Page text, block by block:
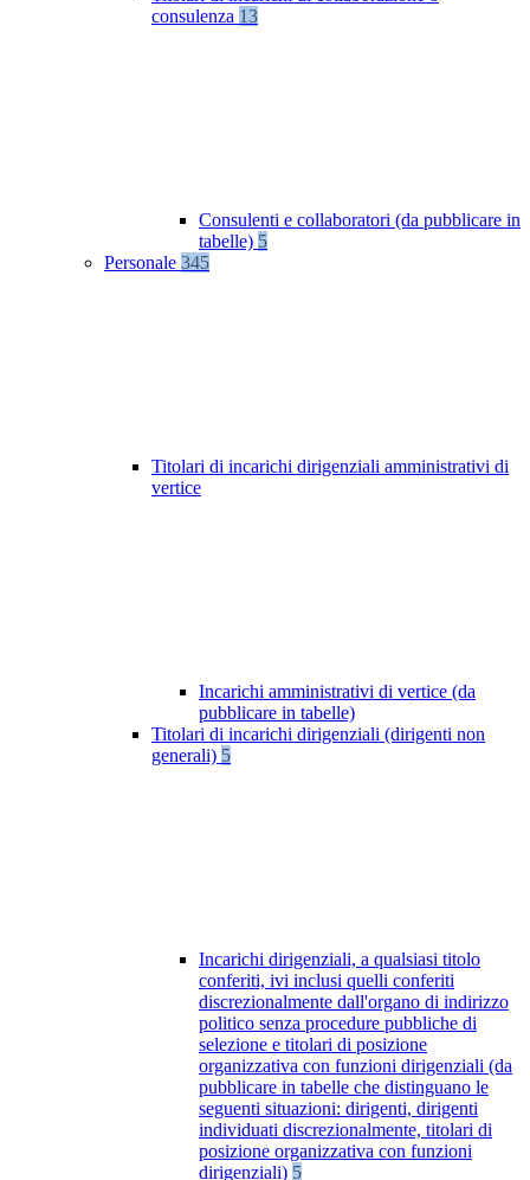
consulenza 13
Consulenti e collaboratori (da pubblicare in
tabelle) 5
Personale 345
Titolari di incarichi dirigenziali amministrativi di
vertice
Incarichi amministrativi di vertice (da
pubblicare in tabelle)
Titolari di incarichi dirigenziali (dirigenti non
generali) 5
Incarichi dirigenziali, a qualsiasi titolo
conferiti, ivi inclusi quelli conferiti
discrezionalmente dall'organo di indirizzo
politico senza procedure pubbliche di
selezione e titolari di posizione
organizzativa con funzioni dirigenziali (da
pubblicare in tabelle che distinguano le
seguenti situazioni: dirigenti, dirigenti
individuati discrezionalmente, titolari di
posizione organizzativa con funzioni
dirigenziali) 5